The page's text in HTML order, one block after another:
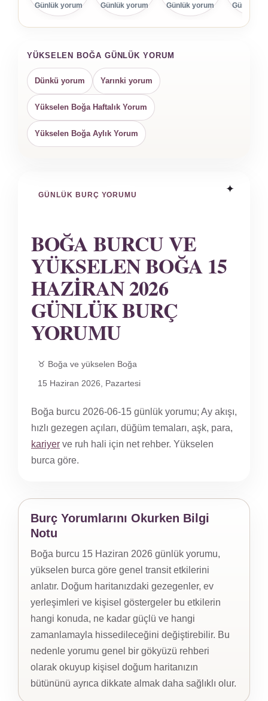
Günlük yorum Günlük yorum Günlük yorum Günlük
YÜKSELEN BOĞA GÜNLÜK YORUM
Dünkü yorum Yarınki yorum
Yükselen Boğa Haftalık Yorum
Yükselen Boğa Aylık Yorum
GÜNLÜK BURÇ YORUMU
BOĞA BURCU VE
YÜKSELEN BOĞA 15
HAZIRAN 2026
GÜNLÜK BURÇ
YORUMU
♉ Boğa ve yükselen Boğa
15 Haziran 2026, Pazartesi
Boğa burcu 2026-06-15 günlük yorumu; Ay akışı,
hızlı gezegen açıları, düğüm temaları, aşk, para,
kariyer ve ruh hali için net rehber. Yükselen
burca göre.
Burç Yorumlarını Okurken Bilgi
Notu
Boğa burcu 15 Haziran 2026 günlük yorumu,
yükselen burca göre genel transit etkilerini
anlatır. Doğum haritanızdaki gezegenler, ev
yerleşimleri ve kişisel göstergeler bu etkilerin
hangi konuda, ne kadar güçlü ve hangi
zamanlamayla hissedileceğini değiştirebilir. Bu
nedenle yorumu genel bir gökyüzü rehberi
olarak okuyup kişisel doğum haritanızın
bütününü ayrıca dikkate almak daha sağlıklı olur.